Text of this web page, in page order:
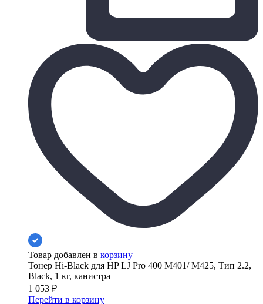
Товар добавлен в корзину
Тонер Hi-Black для HP LJ Pro 400 M401/ M425, Тип 2.2,
Black, 1 кг, канистра
1 053 ₽
Перейти в корзину